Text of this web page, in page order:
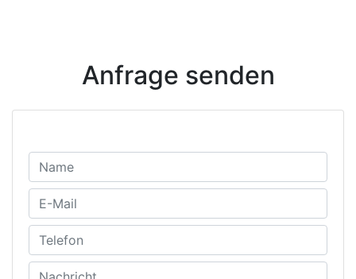
Anfrage senden